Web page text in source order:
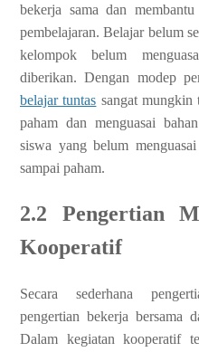
bekerja sama dan
pembelajaran. Belajar belum
kelompok belum
diberikan. Dengan modep
belajar tuntas sangat mungkin
paham dan menguasai
siswa yang belum
sampai paham.
2.2 Pengertian
Kooperatif
Secara sederhana
pengertian bekerja bersama
Dalam kegiatan kooperatif